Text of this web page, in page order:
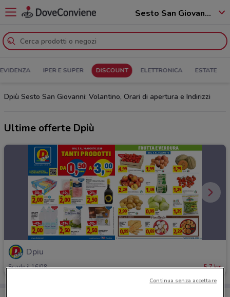
Sesto San Giovanni - 20099
IPER E SUPER DISCOUNT ELETTRONICA ESTATE
Dpiù Sesto San Giovanni: Volantino, Orari di apertura e Indirizzi
Ultime offerte Dpiù
Dpiu
Scade il 16/08 5.7 km
Continua senza accettare